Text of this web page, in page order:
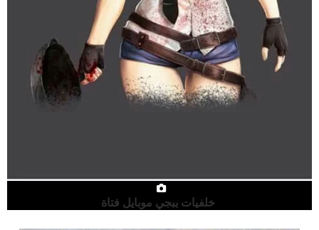
خلفيات ببجي موبايل فتاة